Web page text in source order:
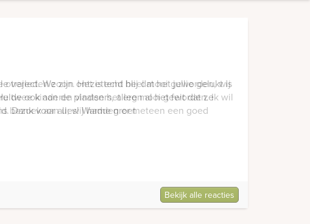
Bekijk alle reacties
zoon. Het is echt heel mooi geworden, wij
twee kinderen vinden het erg mooi geworden. Ik wil
bezoek aan u; wij hadden er meteen een goed